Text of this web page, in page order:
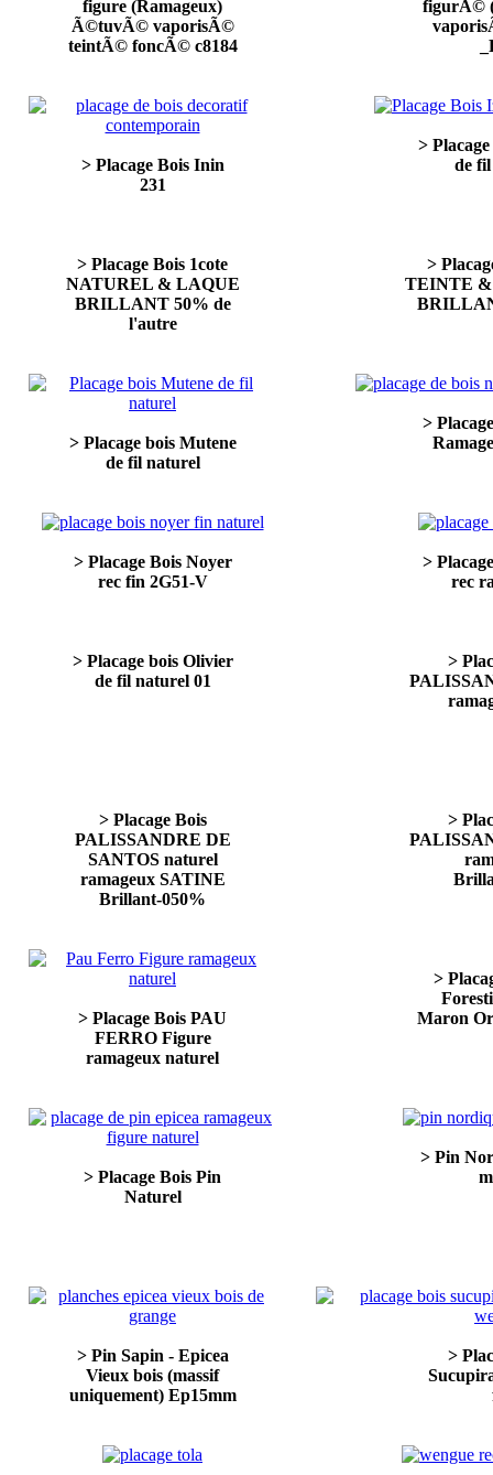
figure (Ramageux)
Ã©tuvÃ© vaporisÃ©
teintÃ© foncÃ© c8184
figurÃ©
> Placage Bois Inin
231
>
de
> Placage Bois 1cote
NATUREL & LAQUE
BRILLANT 50% de
l'autre
>
TEINTE
> Placage bois Mutene
de fil naturel
>
> Placage Bois Noyer
rec fin 2G51-V
>
rec
> Placage bois Olivier
de fil naturel 01
>
> Placage Bois
PALISSANDRE DE
SANTOS naturel
ramageux SATINE
Brillant-050%
>
> Placage Bois PAU
FERRO Figure
ramageux naturel
>
Maron
> Placage Bois Pin
Naturel
> Pin
> Pin Sapin - Epicea
Vieux bois (massif
uniquement) Ep15mm
>